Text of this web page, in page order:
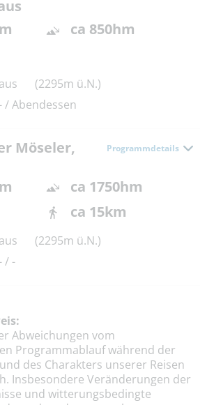
ca 850hm
(2295m ü.N.)
/ Abendessen
Möseler,
Programmdetails
ca 1750hm
ca 15km
(2295m ü.N.)
/ -
Abweichungen vom
Programmablauf während der
des Charakters unserer Reisen
Insbesondere Veränderungen der
und witterungsbedingte